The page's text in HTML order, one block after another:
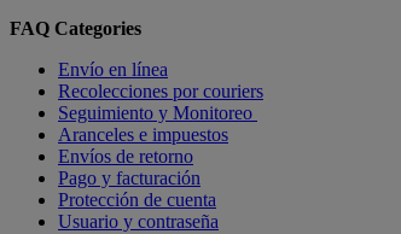
FAQ Categories
Envío en línea
Recolecciones por couriers
Seguimiento y Monitoreo
Aranceles e impuestos
Envíos de retorno
Pago y facturación
Protección de cuenta
Usuario y contraseña